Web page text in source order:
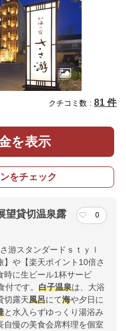
クチコミ数 : 81 件
を表示
をチェック
望貸切温泉露
0
游スタンダードｓｔｙｌ
】や【楽天ポイント10倍さ
時に生ビール1杯サービ
付です。 白子温泉は、大浴
切露天風呂にて海や夕日に
と水入らずゆっくり湯浴み
自慢の美食会席料理を個室